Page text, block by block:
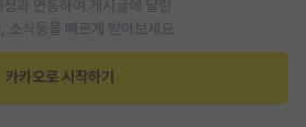
과 연동하여 게시글에 달린
소식등을 빠르게 받아보세요
카카오로 시작하기